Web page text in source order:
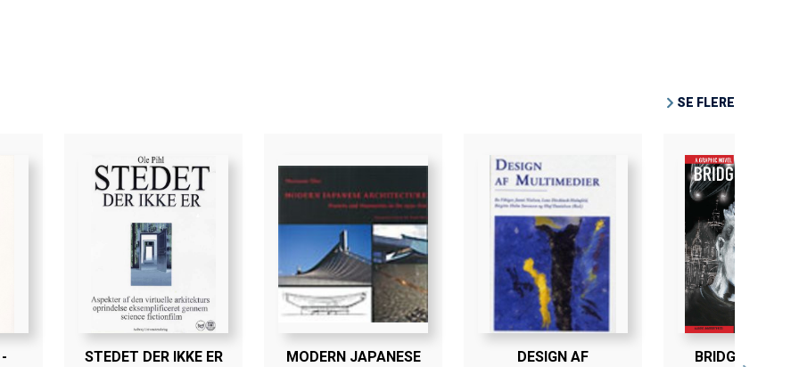
SE FLERE
STEDET DER IKKE ER
MODERN JAPANESE
DESIGN AF
BRIDGE IN